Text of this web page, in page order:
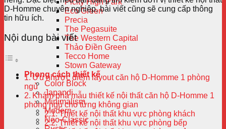
Picity High Park
Eco Green
Precia
The Pegasuite
The Western Capital
Thảo Điền Green
Tecco Home
Stown Gateway
Phong cách thiết kế
Color Block
Japandi
Minimalism
Modern
Neo-Classic
D-Homme chuyên nghiệp, bài viết cũng sẽ cung cấp thông
tin hữu ích.
Nội dung bài viết
Ưu nhược điểm layout căn hộ D-Homme 1 phòng
ngủ
Khám phá mẫu thiết kế nội thất căn hộ D-Homme 1
phòng ngủ cho từng không gian
Thiết kế nội thất khu vực phòng khách
Thiết kế nội thất khu vực phòng bếp